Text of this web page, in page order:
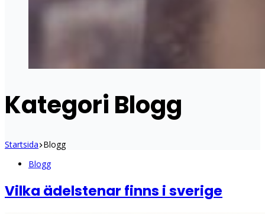
Kategori Blogg
Startsida Blogg
Blogg
Vilka ädelstenar finns i sverige